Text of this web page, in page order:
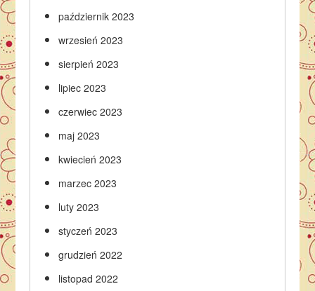
październik 2023
wrzesień 2023
sierpień 2023
lipiec 2023
czerwiec 2023
maj 2023
kwiecień 2023
marzec 2023
luty 2023
styczeń 2023
grudzień 2022
listopad 2022